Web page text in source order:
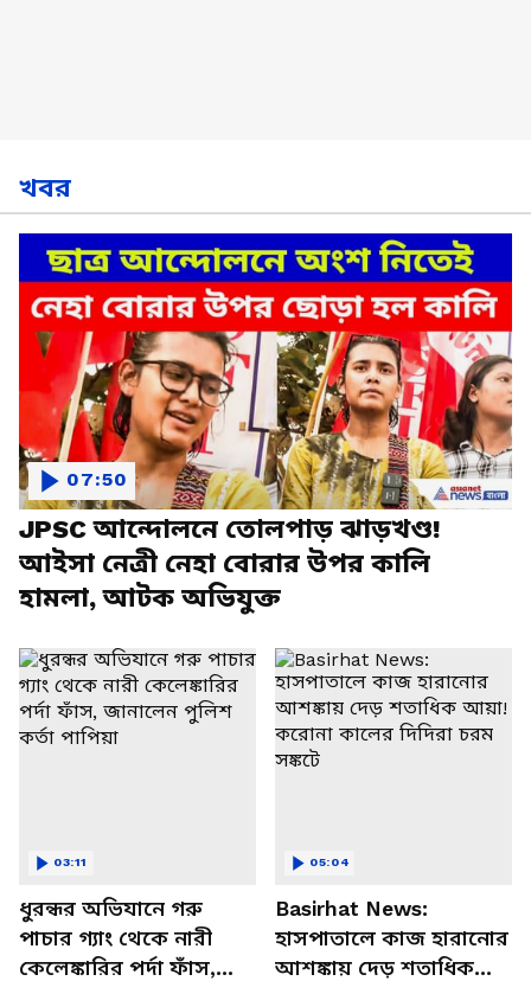
খবর
JPSC আন্দোলনে তোলপাড় ঝাড়খণ্ড!
আইসা নেত্রী নেহা বোরার উপর কালি
হামলা, আটক অভিযুক্ত
07:50
ধুরন্ধর অভিযানে গরু
পাচার গ্যাং থেকে নারী
কেলেঙ্কারির পর্দা ফাঁস,
03:11
Basirhat News:
হাসপাতালে কাজ হারানোর
আশঙ্কায় দেড় শতাধিক
05:04